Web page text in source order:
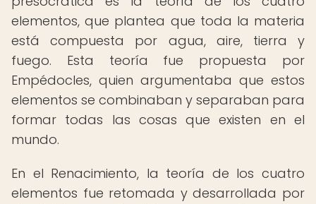
elementos, que plantea que toda la materia
está compuesta por agua, aire, tierra y
fuego. Esta teoría fue propuesta por
Empédocles, quien argumentaba que estos
elementos se combinaban y separaban para
formar todas las cosas que existen en el
mundo.
En el Renacimiento, la teoría de los cuatro
elementos fue retomada y desarrollada por